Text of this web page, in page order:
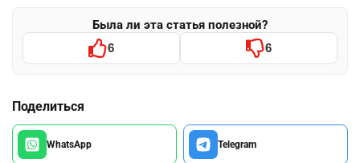
Была ли эта статья полезной?
6 6
Поделиться
WhatsApp Telegram